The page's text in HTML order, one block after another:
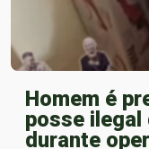
Homem é
posse ilegal
durante